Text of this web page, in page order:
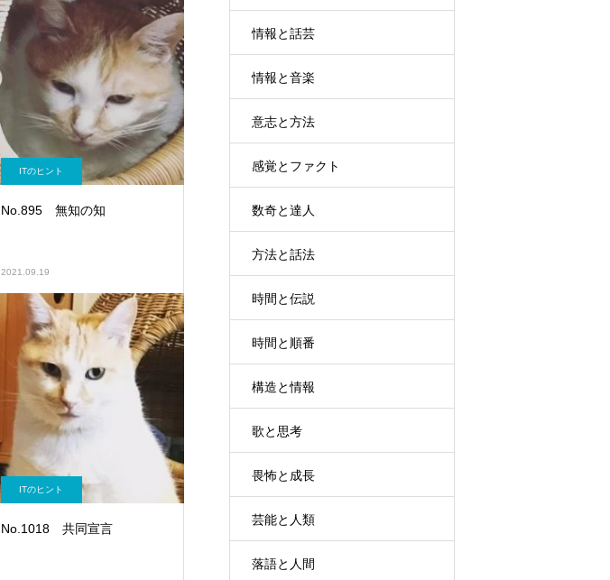
ITのヒント
No.895 無知の知
2021.09.19
ITのヒント
No.1018 共同宣言
情報と話芸
情報と音楽
意志と方法
感覚とファクト
数奇と達人
方法と話法
時間と伝説
時間と順番
構造と情報
歌と思考
畏怖と成長
芸能と人類
落語と人間